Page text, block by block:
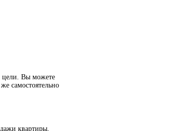
цели. Вы можете
самостоятельно
квартиры,